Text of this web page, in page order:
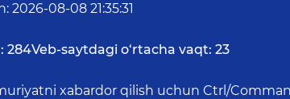
: 2026-08-08 21:35:31
284Veb-saytdagi o‘rtacha vaqt: 23
xabardor qilish uchun Ctrl/